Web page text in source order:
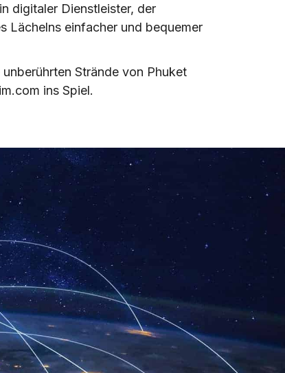
digitaler Dienstleister, der
Lächelns einfacher und bequemer
Strände von Phuket
ins Spiel.